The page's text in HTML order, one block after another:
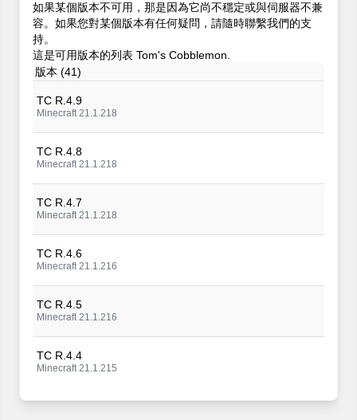
如果某個版本不可用，那是因為它尚不穩定或與伺服器不兼
容。如果您對某個版本有任何疑問，請隨時聯繫我們的支
持。
這是可用版本的列表 Tom's Cobblemon.
版本 (41)
TC R.4.9
Minecraft 21.1.218
TC R.4.8
Minecraft 21.1.218
TC R.4.7
Minecraft 21.1.218
TC R.4.6
Minecraft 21.1.216
TC R.4.5
Minecraft 21.1.216
TC R.4.4
Minecraft 21.1.215